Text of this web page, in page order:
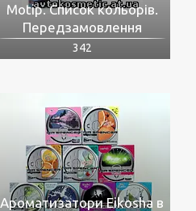
Motip. Список кольорів.
Передзамовлення
342
Ароматизатори Eikosha в